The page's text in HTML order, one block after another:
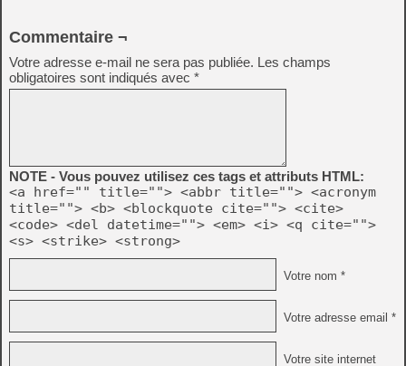
Commentaire ¬
Votre adresse e-mail ne sera pas publiée. Les champs
obligatoires sont indiqués avec *
NOTE - Vous pouvez utilisez ces tags et attributs HTML:
<a href="" title=""> <abbr title=""> <acronym
title=""> <b> <blockquote cite=""> <cite>
<code> <del datetime=""> <em> <i> <q cite="">
<s> <strike> <strong>
Votre nom *
Votre adresse email *
Votre site internet